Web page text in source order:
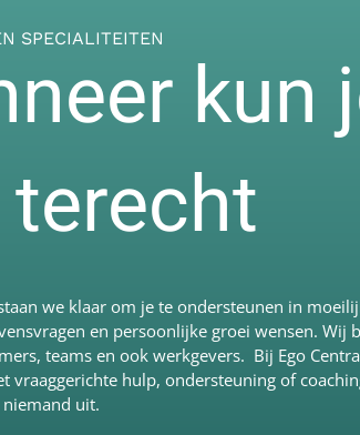
SPECIALITEITEN
kun
we klaar om je te ondersteunen in
en persoonlijke groei wensen. Wij
teams en ook werkgevers. Bij Ego
vraaggerichte hulp, ondersteuning of
uit.